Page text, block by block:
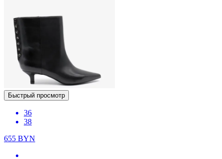
Быстрый просмотр
36
38
655 BYN